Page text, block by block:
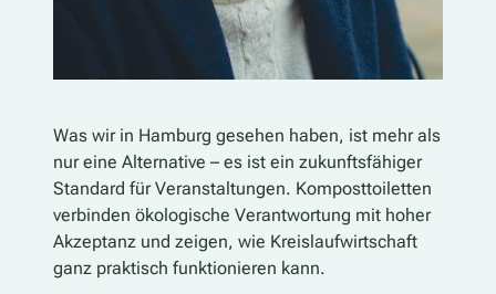
Was wir in Hamburg gesehen haben, ist mehr als
nur eine Alternative – es ist ein zukunftsfähiger
Standard für Veranstaltungen. Komposttoiletten
verbinden ökologische Verantwortung mit hoher
Akzeptanz und zeigen, wie Kreislaufwirtschaft
ganz praktisch funktionieren kann.